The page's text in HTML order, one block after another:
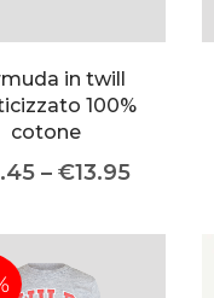
Careers
Privacy Policy
Sitemap
in twill
100%
cotone
– €13.95